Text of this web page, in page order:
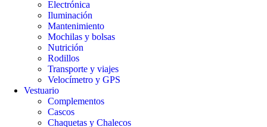
Electrónica
Iluminación
Mantenimiento
Mochilas y bolsas
Nutrición
Rodillos
Transporte y viajes
Velocímetro y GPS
Vestuario
Complementos
Cascos
Chaquetas y Chalecos